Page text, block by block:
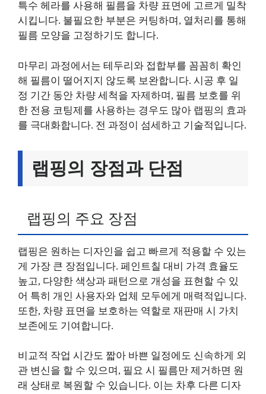
특수 헤라를 사용해 필름을 차량 표면에 고르게 밀착
시킵니다. 불필요한 부분은 커팅하며, 열처리를 통해
필름 모양을 고정하기도 합니다.
마무리 과정에서는 테두리와 접합부를 꼼꼼히 확인
해 필름이 떨어지지 않도록 보완합니다. 시공 후 일
정 기간 동안 차량 세척을 자제하며, 필름 보호를 위
한 전용 코팅제를 사용하는 경우도 많아 랩핑의 효과
를 극대화합니다. 전 과정이 섬세하고 기술적입니다.
랩핑의 장점과 단점
랩핑의 주요 장점
랩핑은 원하는 디자인을 쉽고 빠르게 적용할 수 있는
게 가장 큰 장점입니다. 페인트칠 대비 가격 효율도
높고, 다양한 색상과 패턴으로 개성을 표현할 수 있
어 특히 개인 사용자와 업체 모두에게 매력적입니다.
또한, 차량 표면을 보호하는 역할로 재판매 시 가치
보존에도 기여합니다.
비교적 작업 시간도 짧아 바쁜 일정에도 신속하게 외
관 변신을 할 수 있으며, 필요 시 필름만 제거하면 원
래 상태로 복원할 수 있습니다. 이는 차후 다른 디자